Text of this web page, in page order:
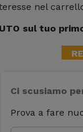
nel
sul tuo
Ci scusiamo
Prova a fare